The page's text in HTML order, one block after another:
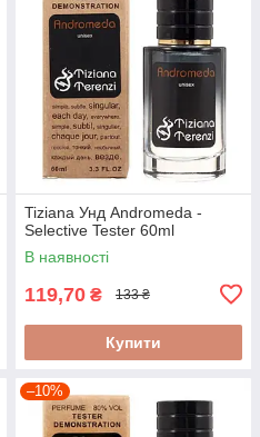
Tiziana Унд Andromeda -
Selective Tester 60ml
В наявності
119,70 ₴ 133 ₴
Купити
–10%